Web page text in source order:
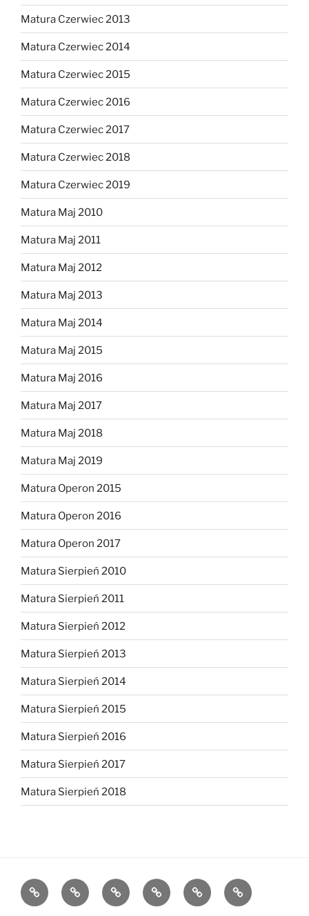
Matura Czerwiec 2013
Matura Czerwiec 2014
Matura Czerwiec 2015
Matura Czerwiec 2016
Matura Czerwiec 2017
Matura Czerwiec 2018
Matura Czerwiec 2019
Matura Maj 2010
Matura Maj 2011
Matura Maj 2012
Matura Maj 2013
Matura Maj 2014
Matura Maj 2015
Matura Maj 2016
Matura Maj 2017
Matura Maj 2018
Matura Maj 2019
Matura Operon 2015
Matura Operon 2016
Matura Operon 2017
Matura Sierpień 2010
Matura Sierpień 2011
Matura Sierpień 2012
Matura Sierpień 2013
Matura Sierpień 2014
Matura Sierpień 2015
Matura Sierpień 2016
Matura Sierpień 2017
Matura Sierpień 2018
Strona
główna
Dlaczego
warto?
O
mnie
Opinie Kontakt Chce
dołączyć!